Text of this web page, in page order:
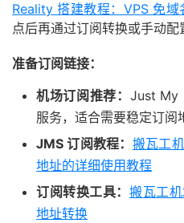
Reality 搭建教程：VPS 免
点后再通过订阅转换或手动配
准备订阅链接：
机场订阅推荐： Just My
服务，适合需要稳定订阅
JMS 订阅教程： 搬瓦工
地址的详细使用教程
订阅转换工具：搬瓦工
地址转换